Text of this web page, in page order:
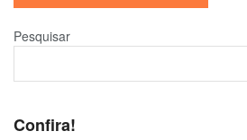
Pesquisar
Confira!